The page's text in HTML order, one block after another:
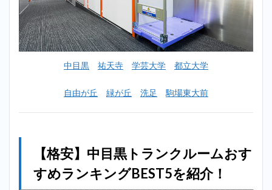
ラン
クル
ーム
おす
ラン
グ
BEST5
1位：
ース
中目黒 祐天寺 学芸大学 都立大学
自由が丘 緑が丘 洗足 駒場東大前
【格安】中目黒トランクルームおす
すめランキングBEST5を紹介！